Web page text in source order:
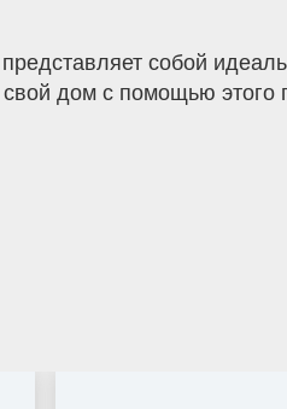
собой
свой дом с помощью этого